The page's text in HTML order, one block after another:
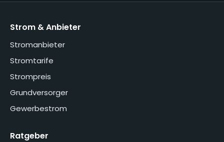
Strom & Anbieter
Stromanbieter
Stromtarife
Strompreis
Grundversorger
Gewerbestrom
Ratgeber